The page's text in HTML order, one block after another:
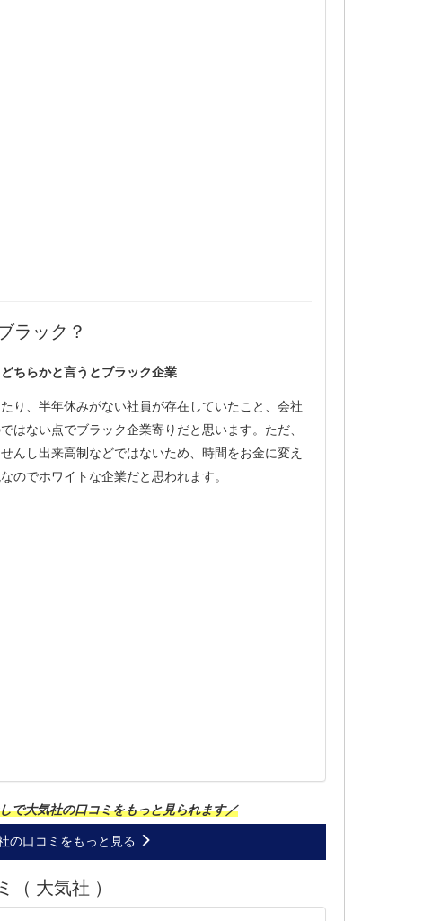
ラック？
ちらかと言うとブラック企業
り、半年休みがない社員が存在していたこと、会社
はない点でブラック企業寄りだと思います。ただ、
んし出来高制などではないため、時間をお金に変え
のでホワイトな企業だと思われます。
で大気社の口コミをもっと見られます／
の口コミをもっと見る
（ 大気社 ）